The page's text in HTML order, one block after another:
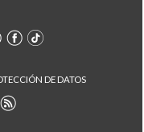
DE DATOS